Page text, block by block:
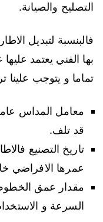
التصليح والصيانة.
فالبنسبة لتبديل
بها الفني يعتمد
تماما و يتوجب
معامل المداس
قد تلف.
تاريخ التصنيع
عمرها الافراضي
مقدار عمق
السرعة و